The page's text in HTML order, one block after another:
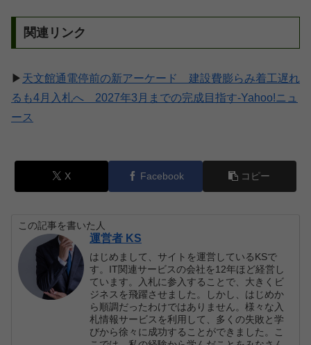
関連リンク
▶ 天文館通電停前の新アーケード 建設費膨らみ着工遅れ
るも4月入札へ 2027年3月までの完成目指す-Yahoo!ニュ
ース
X Facebook コピー
この記事を書いた人
運営者 KS
はじめまして、サイトを運営しているKSで
す。IT関連サービスの会社を12年ほど経営し
ています。入札に参入することで、大きくビ
ジネスを飛躍させました。しかし、はじめか
ら順調だったわけではありません。様々な入
札情報サービスを利用して、多くの失敗と学
びから徐々に成功することができました。こ